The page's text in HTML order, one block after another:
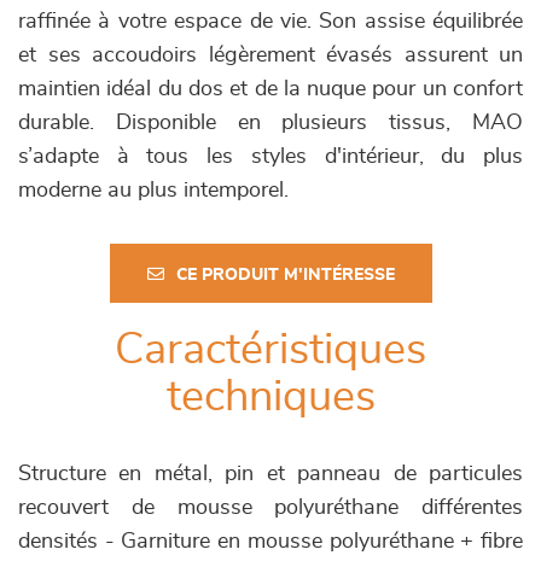
raffinée à votre espace de vie. Son assise équilibrée
et ses accoudoirs légèrement évasés assurent un
maintien idéal du dos et de la nuque pour un confort
durable. Disponible en plusieurs tissus, MAO
s’adapte à tous les styles d'intérieur, du plus
moderne au plus intemporel.
CE PRODUIT M'INTÉRESSE
Caractéristiques
techniques
Structure en métal, pin et panneau de particules
recouvert de mousse polyuréthane différentes
densités - Garniture en mousse polyuréthane + fibre